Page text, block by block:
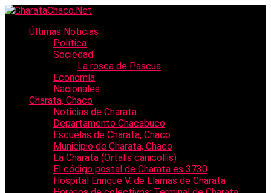
Últimas Noticias
Política
Sociedad
La rosca de Pascua
Economía
Nacionales
Charata, Chaco
Noticias de Charata
Departamento Chacabuco
Escuelas de Charata, Chaco
Municipio de Charata, Chaco
La Charata (Ortalis canicollis)
El código postal de Charata es 3730
Hospital Enrique V. de Llamas de Charata